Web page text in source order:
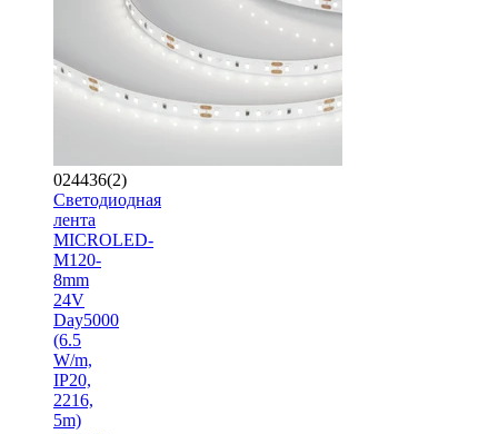
024436(2)
Светодиодная
лента
MICROLED-
M120-
8mm
24V
Day5000
(6.5
W/m,
IP20,
2216,
5m)